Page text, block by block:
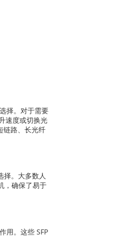
择。对于需要
速度或切换光
链路、长光纤
择。大多数人
，确保了易于
用。这些 SFP